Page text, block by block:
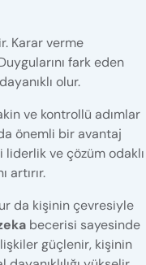
Karar verme
fark eden
olur.
ve kontrollü adımlar
önemli bir avantaj
liderlik ve çözüm odaklı
artırır.
da kişinin çevresiyle
becerisi sayesinde
güçlenir, kişinin